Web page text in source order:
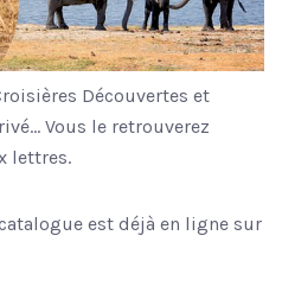
Découvertes et
Vous le retrouverez
lettres.
est déjà en ligne sur